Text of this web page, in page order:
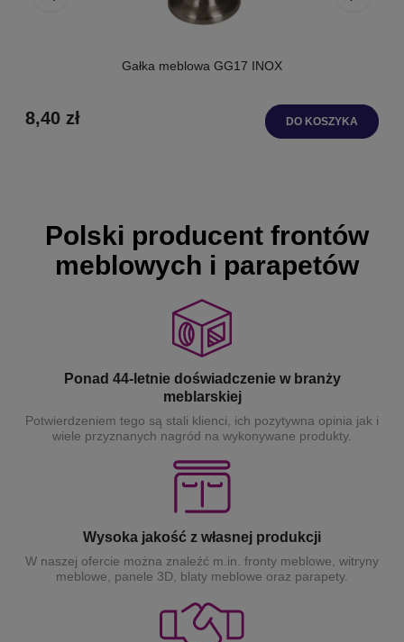
Gałka meblowa GG17 INOX
8,40 zł DO KOSZYKA
Polski producent frontów
meblowych i parapetów
Ponad 44-letnie doświadczenie w branży
meblarskiej
Potwierdzeniem tego są stali klienci, ich pozytywna opinia jak i
wiele przyznanych nagród na wykonywane produkty.
Wysoka jakość z własnej produkcji
W naszej ofercie można znaleźć m.in. fronty meblowe, witryny
meblowe, panele 3D, blaty meblowe oraz parapety.